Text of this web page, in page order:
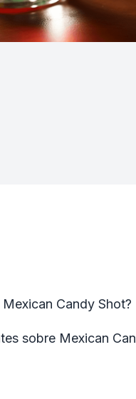
Candy Shot?
sobre Mexican